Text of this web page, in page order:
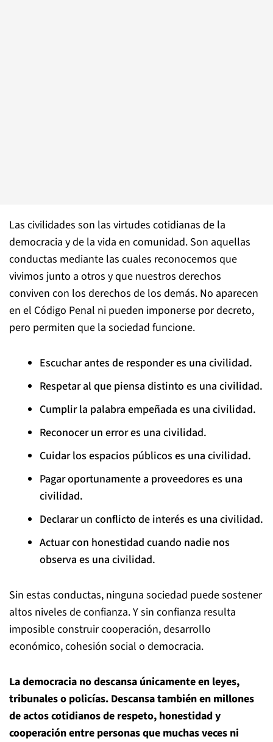
Las civilidades son las virtudes cotidianas de la
democracia y de la vida en comunidad. Son aquellas
conductas mediante las cuales reconocemos que
vivimos junto a otros y que nuestros derechos
conviven con los derechos de los demás. No aparecen
en el Código Penal ni pueden imponerse por decreto,
pero permiten que la sociedad funcione.
Escuchar antes de responder es una civilidad.
Respetar al que piensa distinto es una civilidad.
Cumplir la palabra empeñada es una civilidad.
Reconocer un error es una civilidad.
Cuidar los espacios públicos es una civilidad.
Pagar oportunamente a proveedores es una
civilidad.
Declarar un conflicto de interés es una civilidad.
Actuar con honestidad cuando nadie nos
observa es una civilidad.
Sin estas conductas, ninguna sociedad puede sostener
altos niveles de confianza. Y sin confianza resulta
imposible construir cooperación, desarrollo
económico, cohesión social o democracia.
La democracia no descansa únicamente en leyes,
tribunales o policías. Descansa también en millones
de actos cotidianos de respeto, honestidad y
cooperación entre personas que muchas veces ni